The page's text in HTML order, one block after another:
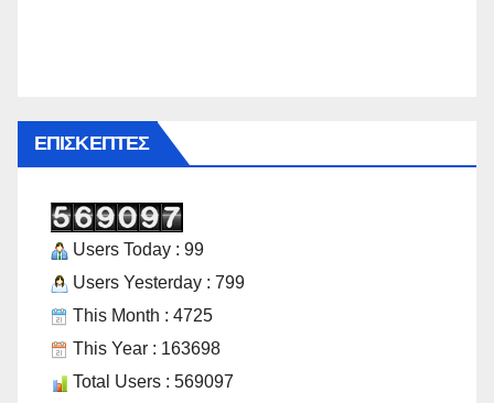
ΕΠΙΣΚΈΠΤΕΣ
Users Today : 99
Users Yesterday : 799
This Month : 4725
This Year : 163698
Total Users : 569097